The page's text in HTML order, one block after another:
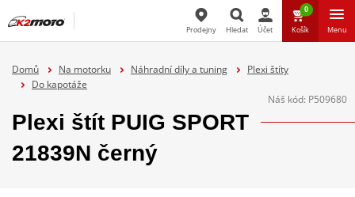
Prodejny Hledat Účet
0
Košík Menu
Domů Na motorku Náhradní díly a tuning
Plexi štíty
Do kapotáže
Náš kód: P509680
Plexi štít PUIG SPORT
21839N černý